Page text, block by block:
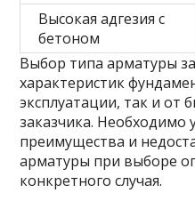
Высокая адгезия с
бетоном
Выбор типа арматуры
характеристик
эксплуатации, так и от
заказчика. Необходимо
преимущества и
арматуры при выборе
конкретного случая.